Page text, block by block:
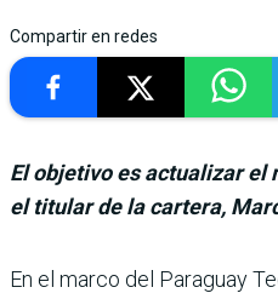
Compartir en redes
El objetivo es actualizar
el titular de la cartera,
En el marco del Paraguay